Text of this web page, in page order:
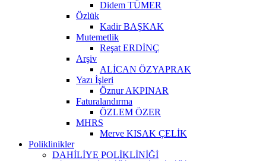
Didem TÜMER
Özlük
Kadir BAŞKAK
Mutemetlik
Reşat ERDİNÇ
Arşiv
ALİCAN ÖZYAPRAK
Yazı İşleri
Öznur AKPINAR
Faturalandırma
ÖZLEM ÖZER
MHRS
Merve KISAK ÇELİK
Poliklinikler
DAHİLİYE POLİKLİNİĞİ